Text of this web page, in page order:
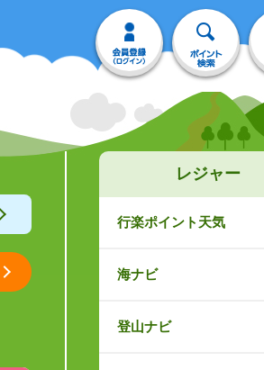
レジャー
行楽ポイント天気
海ナビ
登山ナビ